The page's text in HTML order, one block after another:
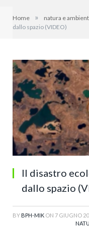
Home » natura e
dallo spazio (VIDEO)
Il disastro
dallo spazio
BY BPH-MIK ON 7 GIUGNO